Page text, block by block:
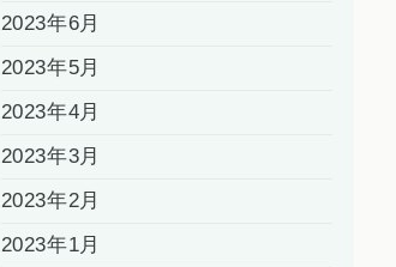
2023年6月
2023年5月
2023年4月
2023年3月
2023年2月
2023年1月